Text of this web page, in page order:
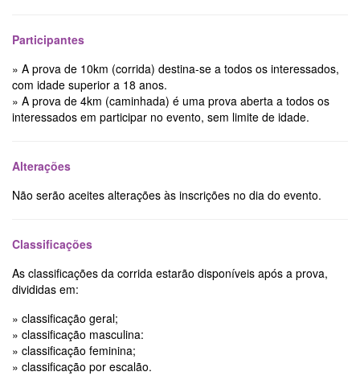
Participantes
» A prova de 10km (corrida) destina-se a todos os interessados,
com idade superior a 18 anos.
» A prova de 4km (caminhada) é uma prova aberta a todos os
interessados em participar no evento, sem limite de idade.
Alterações
Não serão aceites alterações às inscrições no dia do evento.
Classificações
As classificações da corrida estarão disponíveis após a prova,
divididas em:
» classificação geral;
» classificação masculina:
» classificação feminina;
» classificação por escalão.